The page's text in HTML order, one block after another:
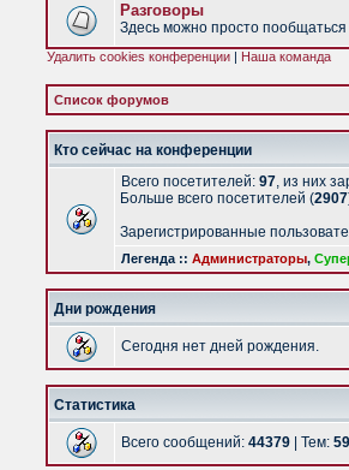
Разговоры
Здесь можно просто
Удалить cookies конференции | Наша команда
Список форумов
Кто сейчас на конференции
Всего посетителей: 97, из них
Больше всего посетителей (2907
Зарегистрированные
Легенда :: Администраторы,
Дни рождения
Сегодня нет дней рождения.
Статистика
Всего сообщений: 44379 | Тем: